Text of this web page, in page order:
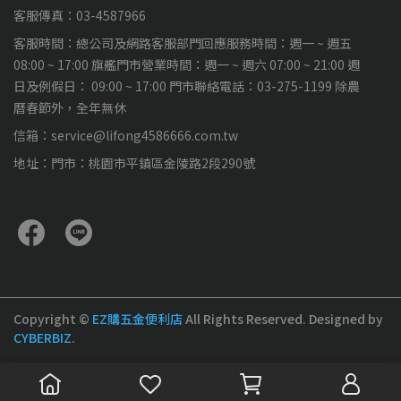
客服傳真：03-4587966
客服時間：總公司及網路客服部門回應服務時間：週一 ~ 週五
08:00 ~ 17:00 旗艦門市營業時間：週一 ~ 週六 07:00 ~ 21:00 週
日及例假日： 09:00 ~ 17:00 門市聯絡電話：03-275-1199 除農
曆春節外，全年無休
信箱：service@lifong4586666.com.tw
地址：門市：桃園市平鎮區金陵路2段290號
Copyright © EZ購五金便利店All Rights Reserved. Designed by
CYBERBIZ.